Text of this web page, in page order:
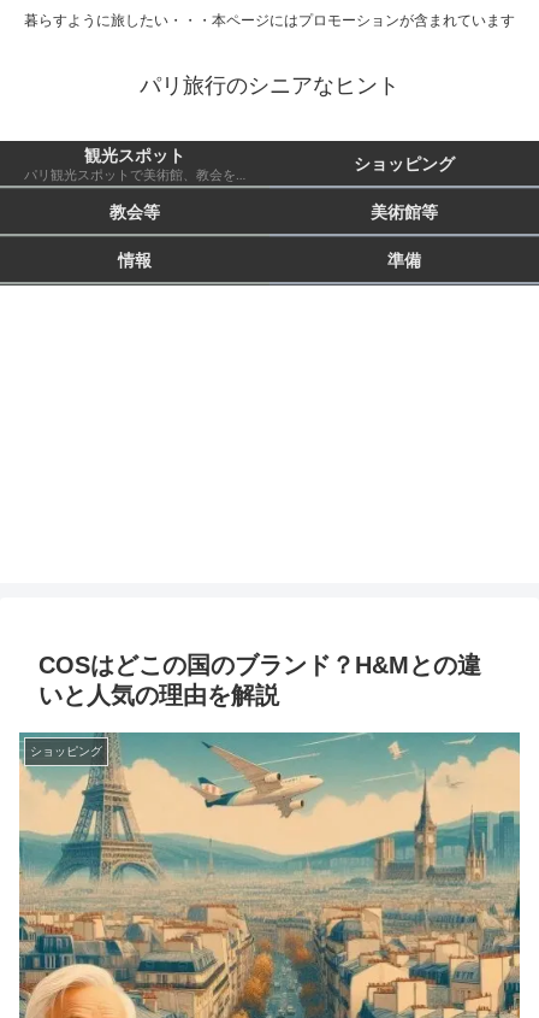
暮らすように旅したい・・・本ページにはプロモーションが含まれています
パリ旅行のシニアなヒント
観光スポット
パリ観光スポットで美術館、教会を除いたもの 市外も含む
ショッピング
教会等 美術館等
情報 準備
COSはどこの国のブランド？H&Mとの違
いと人気の理由を解説
ショッピング